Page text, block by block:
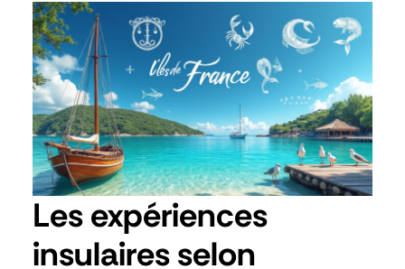
Les expériences
insulaires selon